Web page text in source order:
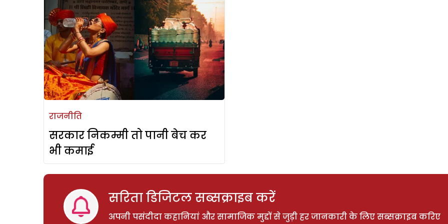
राजनीति
सरकार निकम्मी तो पानी बेच कर
भी कमाई
सरिता डिजिटल सब्सक्राइब करें
अपनी पसंदीदा कहानियां और सामाजिक मुद्दों से जुड़ी हर जानकारी के लिए सब्सक्राइब करिए